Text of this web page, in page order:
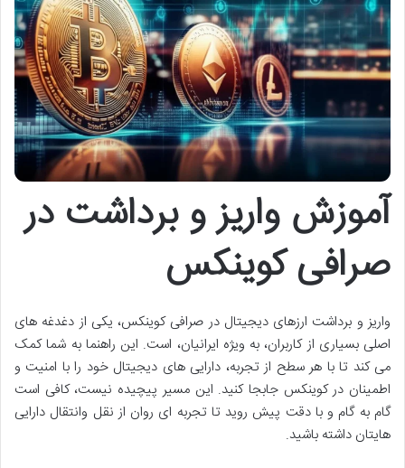
آموزش واریز و برداشت در
صرافی کوینکس
واریز و برداشت ارزهای دیجیتال در صرافی کوینکس، یکی از دغدغه های
اصلی بسیاری از کاربران، به ویژه ایرانیان، است. این راهنما به شما کمک
می کند تا با هر سطح از تجربه، دارایی های دیجیتال خود را با امنیت و
اطمینان در کوینکس جابجا کنید. این مسیر پیچیده نیست، کافی است
گام به گام و با دقت پیش روید تا تجربه ای روان از نقل وانتقال دارایی
هایتان داشته باشید.